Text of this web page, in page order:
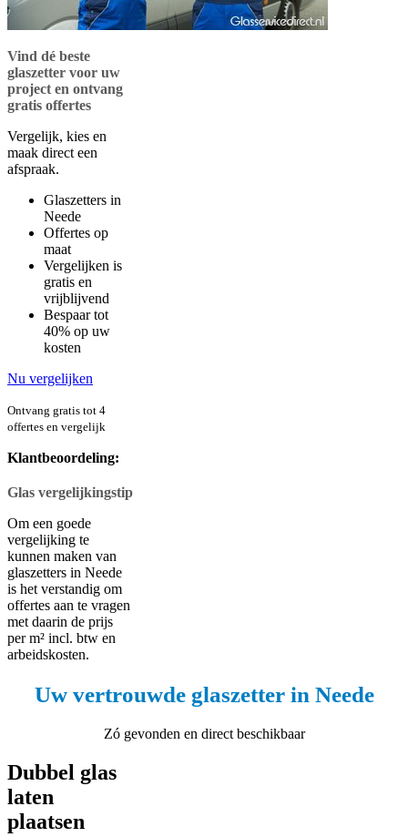
Vind dé beste
glaszetter voor uw
project en ontvang
gratis offertes
Vergelijk, kies en
maak direct een
afspraak.
Glaszetters in
Neede
Offertes op
maat
Vergelijken is
gratis en
vrijblijvend
Bespaar tot
40% op uw
kosten
Nu vergelijken
Ontvang gratis tot 4
offertes en vergelijk
Klantbeoordeling:
Glas vergelijkingstip
Om een goede
vergelijking te
kunnen maken van
glaszetters in Neede
is het verstandig om
offertes aan te vragen
met daarin de prijs
per m² incl. btw en
arbeidskosten.
Uw vertrouwde glaszetter in Neede
Zó gevonden en direct beschikbaar
Dubbel glas
laten
plaatsen